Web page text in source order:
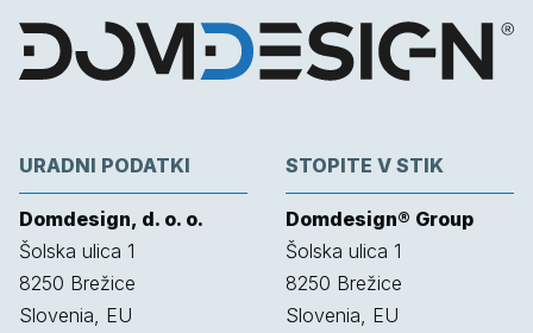
URADNI PODATKI
Domdesign, d. o. o.
Šolska ulica 1
8250 Brežice
Slovenia, EU
STOPITE V STIK
Domdesign® Group
Šolska ulica 1
8250 Brežice
Slovenia, EU